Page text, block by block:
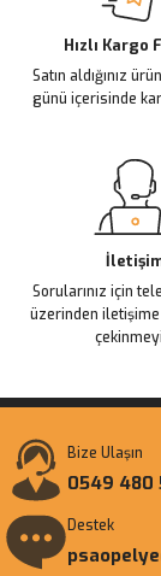
Ürün bilgilerinde
Ürün fiyatı diğer
Bu ürüne benzer
Hızlı Kargo
Satın aldığınız
günü içerisinde
Sorularınız için
üzerinden
Bize Ulaşın
0549 480
Destek